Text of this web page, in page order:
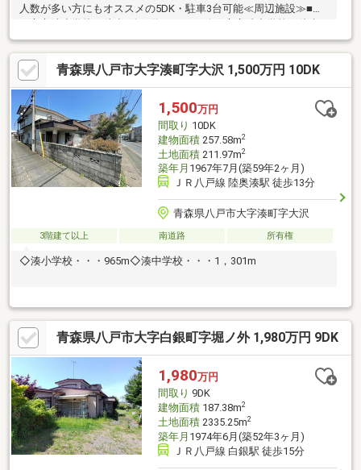
人数が多い方にもオススメの5DK・駐車3台可能≪周辺施設≫■八
16分（約1240m）■マエダストア鮫店 徒歩12分（約940m）
青森県八戸市大字湊町字大沢 1,500万円 10DK
1,500万円
間取り 10DK
建物面積257.58m2
土地面積211.97m2
築年月 1967年7月(築59年2ヶ月)
ＪＲ八戸線 陸奥湊駅 徒歩13分
青森県八戸市大字湊町字大沢
3階建て以上 南道路 所有権
◇湊小学校・・・965m◇湊中学校・・・1，301m
青森県八戸市大字白銀町字堀ノ外 1,980万円 9DK
1,980万円
間取り 9DK
建物面積187.38m2
土地面積2335.25m2
築年月 1974年6月(築52年3ヶ月)
ＪＲ八戸線 白銀駅 徒歩15分